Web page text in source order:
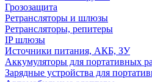
Грозозащита
Ретрансляторы и шлюзы
Ретрансляторы, репитеры
IP шлюзы
Источники питания, АКБ, ЗУ
Аккумуляторы для портативных
Зарядные устройства для